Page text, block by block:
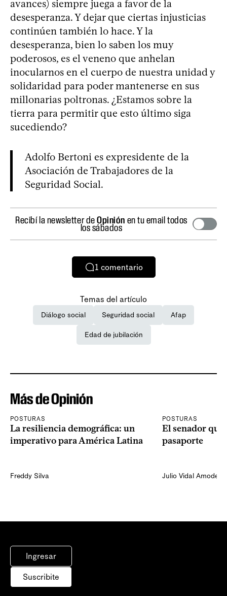
avances) siempre juega a favor de la
desesperanza. Y dejar que ciertas injusticias
continúen también lo hace. Y la
desesperanza, bien lo saben los muy
poderosos, es el veneno que anhelan
inocularnos en el cuerpo de nuestra unidad y
solidaridad para poder mantenerse en sus
millonarias poltronas. ¿Estamos sobre la
tierra para permitir que esto último siga
sucediendo?
Adolfo Bertoni es expresidente de la
Asociación de Trabajadores de la
Seguridad Social.
Recibí la newsletter deOpinión en tu email todos
los sábados
1 comentario
Temas del artículo
Diálogo social Seguridad social Afap
Edad de jubilación
Más de Opinión
POSTURAS
La resiliencia demográfica: un
imperativo para América Latina
Freddy Silva
POSTURAS
El senador
pasaporte
Julio Vidal Amodeo
Ingresar
Suscribite